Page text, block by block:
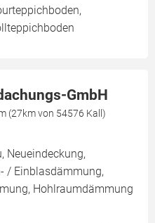
GmbH
(27km von 54576 Kall)
Neueindeckung,
/ Einblasdämmung,
Hohlraumdämmung